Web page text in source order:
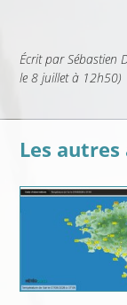
Écrit par Sébastien
le 8 juillet à 12h50)
Les